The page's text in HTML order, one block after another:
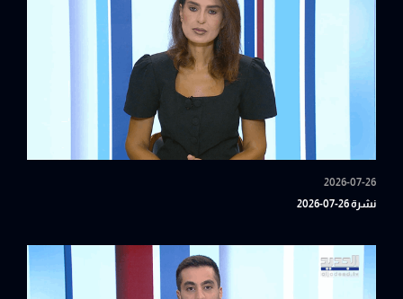
2026-07-26
نشرة 26-07-2026